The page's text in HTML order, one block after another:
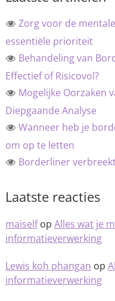
Zorg voor de
essentiële prioriteit
Behandeling van
Effectief of Risicovol?
Mogelijke Oorzaken
Diepgaande Analyse
Wanneer heb je
om op te letten
Borderliner
Laatste reacties
maiselfop Alles wat je
informatieverwerking
Lewis koh phangan op
informatieverwerking